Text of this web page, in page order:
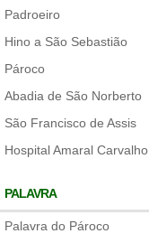
Padroeiro
Hino a São Sebastião
Pároco
Abadia de São Norberto
São Francisco de Assis
Hospital Amaral Carvalho
PALAVRA
Palavra do Pároco